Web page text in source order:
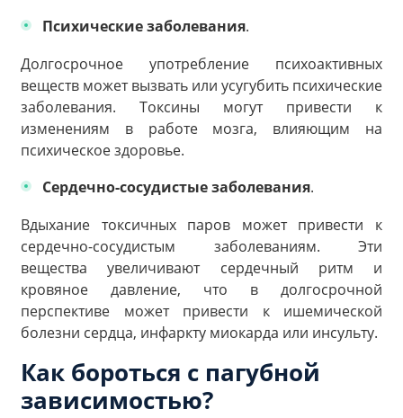
Психические заболевания.
Долгосрочное употребление психоактивных
веществ может вызвать или усугубить психические
заболевания. Токсины могут привести к
изменениям в работе мозга, влияющим на
психическое здоровье.
Сердечно-сосудистые заболевания.
Вдыхание токсичных паров может привести к
сердечно-сосудистым заболеваниям. Эти
вещества увеличивают сердечный ритм и
кровяное давление, что в долгосрочной
перспективе может привести к ишемической
болезни сердца, инфаркту миокарда или инсульту.
Как бороться с пагубной
зависимостью?